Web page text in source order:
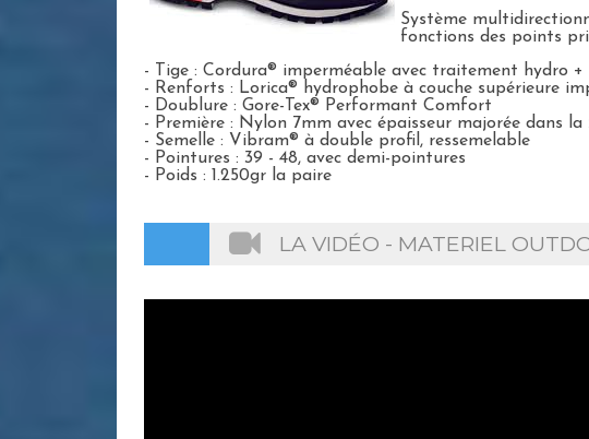
Système
fonctions des points
- Tige : Cordura® imperméable avec traitement hydro +
- Renforts : Lorica® hydrophobe à couche supérieure
- Doublure : Gore-Tex® Performant Comfort
- Première : Nylon 7mm avec épaisseur majorée dans
- Semelle : Vibram® à double profil, ressemelable
- Pointures : 39 - 48, avec demi-pointures
- Poids : 1.250gr la paire
LA VIDÉO - MATERIEL